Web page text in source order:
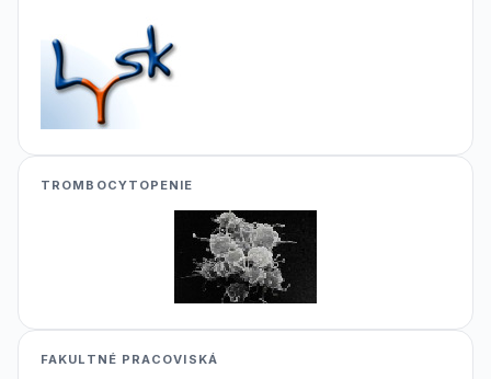
TROMBOCYTOPENIE
FAKULTNÉ PRACOVISKÁ